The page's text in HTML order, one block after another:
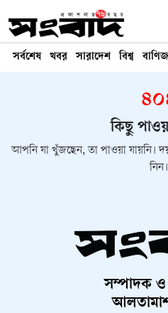
সর্বশেষ খবর সারাদেশ বিশ্ব
কিছু
আপনি যা খুঁজছেন, তা পাওয়া যায়নি।
নিন।
সম্পাদক ও